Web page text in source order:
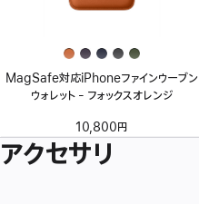
MagSafe対応iPhoneファインウーブン
ウォレット - フォックスオレンジ
10,800円
アクセサリ